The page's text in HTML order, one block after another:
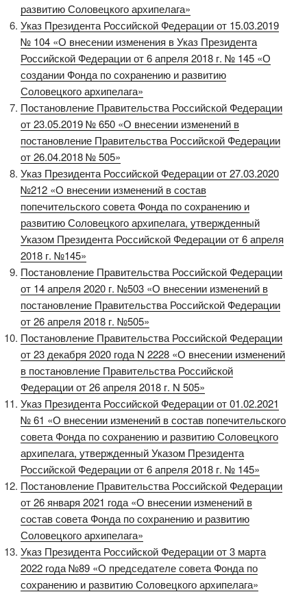
развитию Соловецкого архипелага»
Указ Президента Российской Федерации от 15.03.2019
№ 104 «О внесении изменения в Указ Президента
Российской Федерации от 6 апреля 2018 г. № 145 «О
создании Фонда по сохранению и развитию
Соловецкого архипелага»
Постановление Правительства Российской Федерации
от 23.05.2019 № 650 «О внесении изменений в
постановление Правительства Российской Федерации
от 26.04.2018 № 505»
Указ Президента Российской Федерации от 27.03.2020
№212 «О внесении изменений в состав
попечительского совета Фонда по сохранению и
развитию Соловецкого архипелага, утвержденный
Указом Президента Российской Федерации от 6 апреля
2018 г. №145»
Постановление Правительства Российской Федерации
от 14 апреля 2020 г. №503 «О внесении изменений в
постановление Правительства Российской Федерации
от 26 апреля 2018 г. №505»
Постановление Правительства Российской Федерации
от 23 декабря 2020 года N 2228 «О внесении изменений
в постановление Правительства Российской
Федерации от 26 апреля 2018 г. N 505»
Указ Президента Российской Федерации от 01.02.2021
№ 61 «О внесении изменений в состав попечительского
совета Фонда по сохранению и развитию Соловецкого
архипелага, утвержденный Указом Президента
Российской Федерации от 6 апреля 2018 г. № 145»
Постановление Правительства Российской Федерации
от 26 января 2021 года «О внесении изменений в
состав совета Фонда по сохранению и развитию
Соловецкого архипелага»
Указ Президента Российской Федерации от 3 марта
2022 года №89 «О председателе совета Фонда по
сохранению и развитию Соловецкого архипелага»